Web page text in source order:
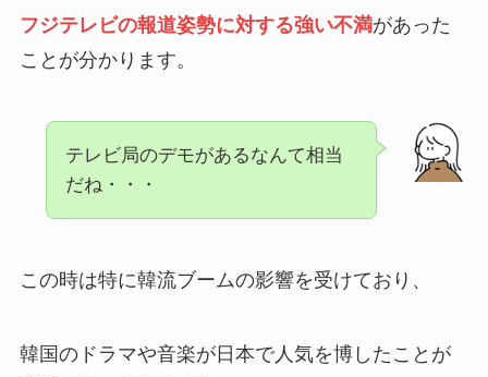
フジテレビの報道姿勢に対する強い不満があった
ことが分かります。
テレビ局のデモがあるなんて相当
だね・・・
この時は特に韓流ブームの影響を受けており、
韓国のドラマや音楽が日本で人気を博したことが